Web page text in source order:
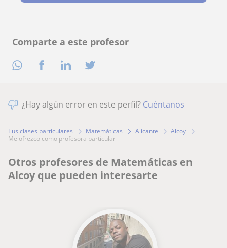
Comparte a este profesor
¿Hay algún error en este perfil? Cuéntanos
Tus clases particulares Matemáticas Alicante
Alcoy
me ofrezco como profesora particular
Otros profesores de Matemáticas en
Alcoy que pueden interesarte